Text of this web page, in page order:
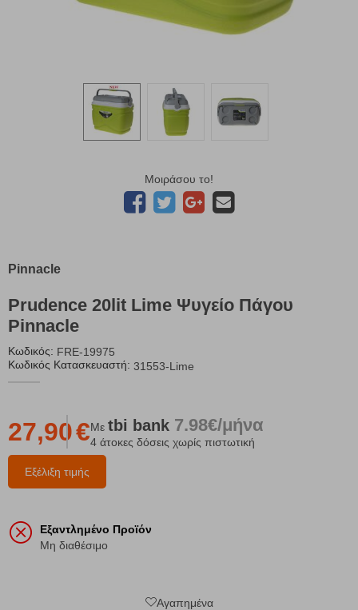
Μοιράσου το!
Pinnacle
Prudence 20lit Lime Ψυγείο Πάγου
Pinnacle
Κωδικός: FRE-19975
Κωδικός Κατασκευαστή: 31553-Lime
Εξέλιξη τιμής
27,90€Με tbi bank 7.98€/μήνα
4 άτοκες δόσεις χωρίς πιστωτική
Εξαντλημένο Προϊόν
Μη διαθέσιμο
Αγαπημένα